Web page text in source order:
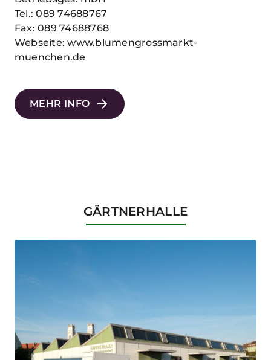
Tel.: 089 74688767
Fax: 089 74688768
Webseite: www.blumengrossmarkt-
muenchen.de
MEHR INFO
GÄRTNERHALLE